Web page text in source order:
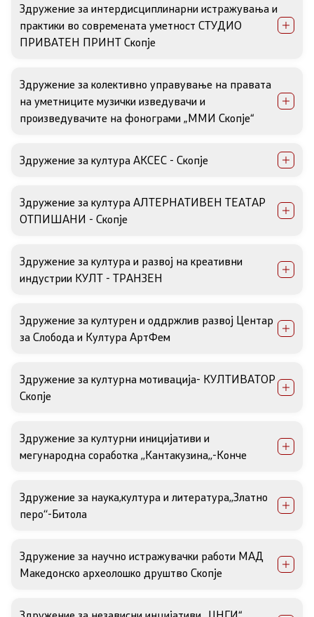
Прегледи
Одлуки
Реализација
За комисијата
Извештаи
Список на ОЈИ
Контакт
Линкови
Со еден клик до сите услуги
Здружение за интердисциплинарни истражувања и
практики во современата уметност СТУДИО
ПРИВАТЕН ПРИНТ Скопје
Здружение за колективно управување на правата
на уметниците музички изведувачи и
произведувачите на фонограми „ММИ Скопје“
Здружение за култура АКСЕС - Скопје
Здружение за култура АЛТЕРНАТИВЕН ТЕАТАР
ОТПИШАНИ - Скопје
Здружение за култура и развој на креативни
индустрии КУЛТ - ТРАНЗЕН
Здружение за културен и оддржлив развој Центар
за Слобода и Култура АртФем
Здружение за културна мотивација- КУЛТИВАТОР
Скопје
Здружение за културни иницијативи и
мегународна соработка ,,Кантакузина,,-Конче
Здружение за наука,култура и литература,,Златно
перо‘‘-Битола
Здружение за научно истражувачки работи МАД
Македонско археолошко друштво Скопје